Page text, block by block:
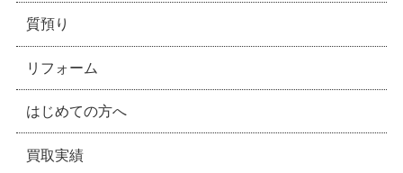
質預り
リフォーム
はじめての方へ
買取実績